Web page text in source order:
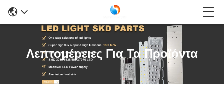
Λεπτομέρειες Για Τα Προϊόντα